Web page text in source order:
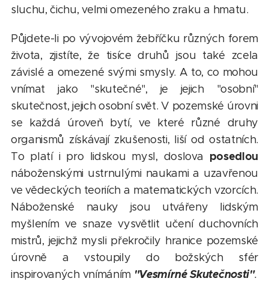
sluchu, čichu, velmi omezeného zraku a hmatu.
Půjdete-li po vývojovém žebříčku různých forem
života, zjistíte, že tisíce druhů jsou také zcela
závislé a omezené svými smysly. A to, co mohou
vnímat jako "skutečné", je jejich "osobní"
skutečnost, jejich osobní svět. V pozemské úrovni
se každá úroveň bytí, ve které různé druhy
organismů získávají zkušenosti, liší od ostatních.
To platí i pro lidskou mysl, doslova posedlou
náboženskými ustrnulými naukami a uzavřenou
ve vědeckých teoriích a matematických vzorcích.
Náboženské nauky jsou utvářeny lidským
myšlením ve snaze vysvětlit učení duchovních
mistrů, jejichž mysli překročily hranice pozemské
úrovně a vstoupily do božských sfér
inspirovaných vnímáním "Vesmírné Skutečnosti".